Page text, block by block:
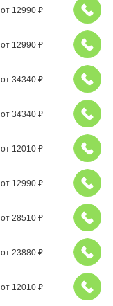
от 12990 ₽
от 12990 ₽
от 34340 ₽
от 34340 ₽
от 12010 ₽
от 12990 ₽
от 28510 ₽
от 23880 ₽
от 12010 ₽